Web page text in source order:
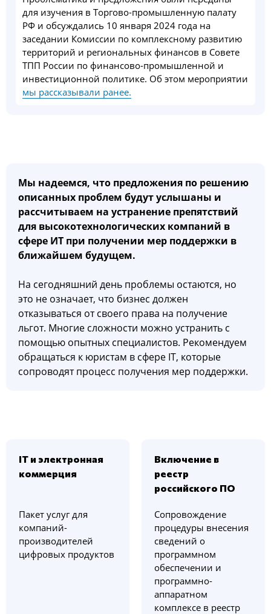
для изучения в Торгово-промышленную палату
РФ и обсуждались 10 января 2024 года на
заседании Комиссии по комплексному развитию
территорий и региональных финансов в Совете
ТПП России по финансово-промышленной и
инвестиционной политике. Об этом мероприятии
мы рассказывали ранее.
Мы надеемся, что предложения по решению
описанных проблем будут услышаны и
рассчитываем на устранение препятствий
для высокотехнологических компаний в
сфере ИТ при получении мер поддержки в
ближайшем будущем.
На сегодняшний день проблемы остаются, но
это не означает, что бизнес должен
отказываться от своего права на получение
льгот. Многие сложности можно устранить с
помощью опытных специалистов. Рекомендуем
обращаться к юристам в сфере IT, которые
сопроводят процесс получения мер поддержки.
IT и электронная
коммерция
Пакет услуг для
компаний-
производителей
цифровых продуктов
Включение в
реестр
российского ПО
Сопровождение
процедуры внесения
сведений о
программном
обеспечении и
программно-
аппаратном
комплексе в реестр